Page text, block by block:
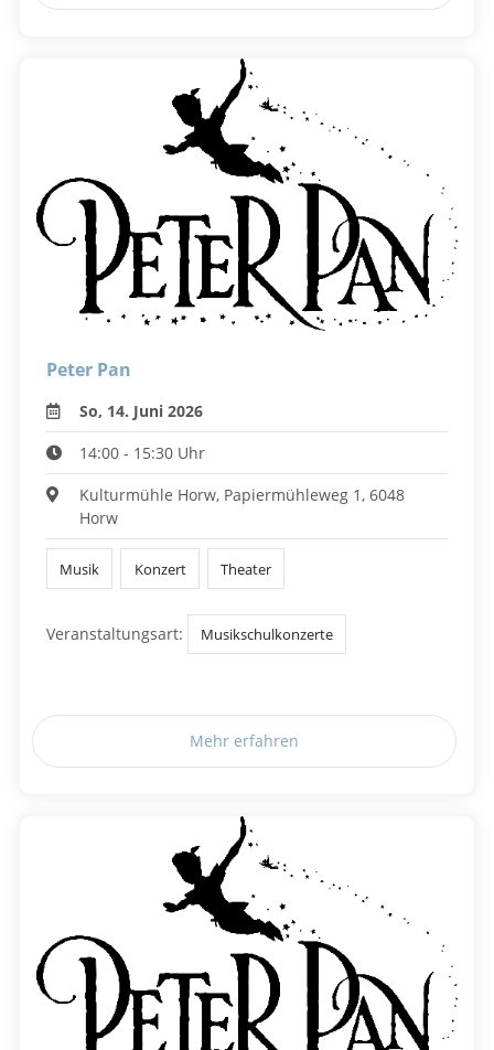
Peter Pan
So, 14. Juni 2026
14:00 - 15:30 Uhr
Kulturmühle Horw, Papiermühleweg 1, 6048
Horw
Musik Konzert Theater
Veranstaltungsart: Musikschulkonzerte
Mehr erfahren